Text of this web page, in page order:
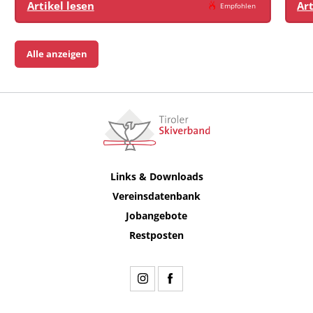
Artikel lesen Empfohlen
Alle anzeigen
Links & Downloads
Vereinsdatenbank
Jobangebote
Restposten